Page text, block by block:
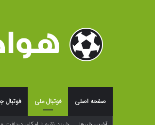
صفحه اصلی فوتبال ملی فوتبال